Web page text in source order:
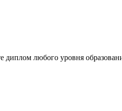
любого уровня